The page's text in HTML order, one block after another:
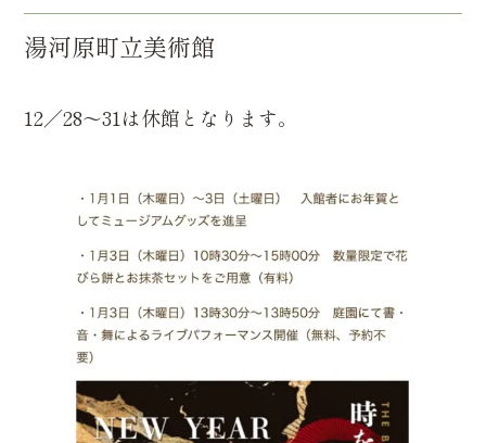
湯河原町立美術館
12／28〜31は休館となります。